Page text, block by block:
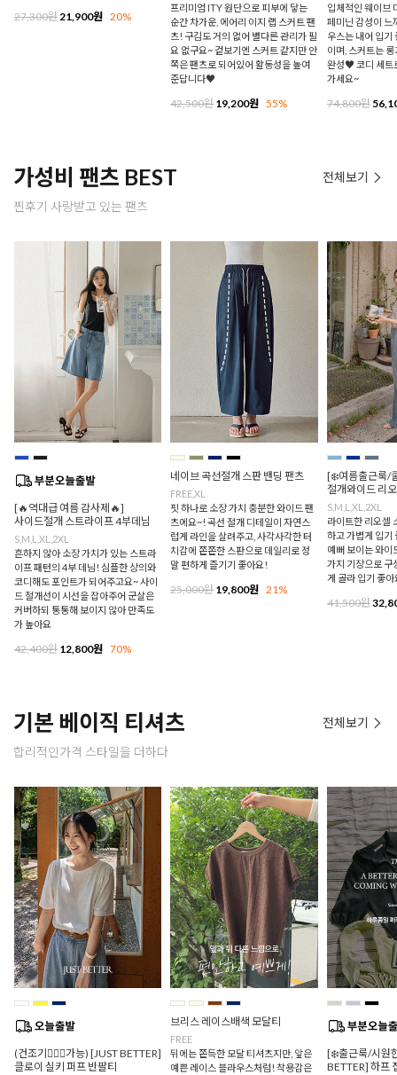
27,300원 21,900원 20%
프리미엄 ITY 원단으로 피부에 닿는
순간 차가운, 에어리 이지 랩 스커트 팬
츠! 구김도 거의 없어 별다른 관리가 필
요 없구요~ 겉보기엔 스커트 같지만 안
쪽은 팬츠로 되어있어 활동성을 높여
준답니다♥
42,500원19,200원 55%
입체적인 웨이브
페미닌 감성이 느
우스는 내어 입기
이며, 스커트는
완성♥ 코디 세트
가세요~
74,800원
가성비 팬츠 BEST
찐후기 사랑받고 있는 팬츠
전체보기
[🔥역대급 여름 감사제🔥]
사이드절개 스트라이프 4부데님
S,M,L,XL,2XL
흔하지 않아 소장 가치가 있는 스트라
이프 패턴의 4부 데님! 심플한 상의와
코디해도 포인트가 되어주고요~ 사이
드 절개선이 시선을 잡아주어 군살은
커버하되 통통해 보이지 않아 만족도
가 높아요
42,400원 12,800원 70%
네이브 곡선절개 스판 밴딩 팬츠
FREE,XL
핏 하나로 소장 가치 충분한 와이드 팬
츠에요~! 곡선 절개 디테일이 자연스
럽게 라인을 살려주고, 사각사각한 터
치감에 쫀쫀한 스판으로 데일리로 정
말 편하게 즐기기 좋아요!
25,000원19,800원 21%
[❄️여름출근룩/
절개와이드 리
S,M,L,XL,2XL
라이트한 리오셀
하고 가볍게 입기
예뻐 보이는 와이
가지 기장으로 구
게 골라 입기 좋아
41,500원
기본 베이직 티셔츠
합리적인가격 스타일을 더하다
전체보기
(건조기🙆🏻‍♀️가능) [JUST BETTER]
클로이 실키 퍼프 반팔티
브리스 레이스배색 모달티
FREE
뒤에는 쫀득한 모달 티셔츠지만, 앞은
예쁜 레이스 블라우스처럼! 착용감은
[❄️출근룩/시원
BETTER] 하프